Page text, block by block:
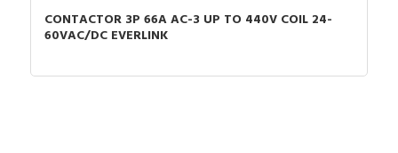
Kedalaman: 93 mm
Berat produk: 0,58 kg
CONTACTOR 3P 66A AC-3 UP TO 440V COIL 24-
60VAC/DC EVERLINK